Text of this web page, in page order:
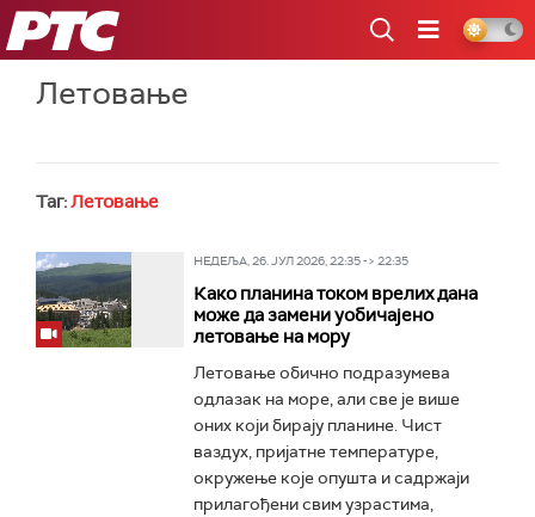
РТС
Летовање
Таг:Летовање
НЕДЕЉА, 26. ЈУЛ 2026, 22:35 -> 22:35
Како планина током врелих дана
може да замени уобичајено
летовање на мору
Летовање обично подразумева
одлазак на море, али све је више
оних који бирају планине. Чист
ваздух, пријатне температуре,
окружење које опушта и садржаји
прилагођени свим узрастима,